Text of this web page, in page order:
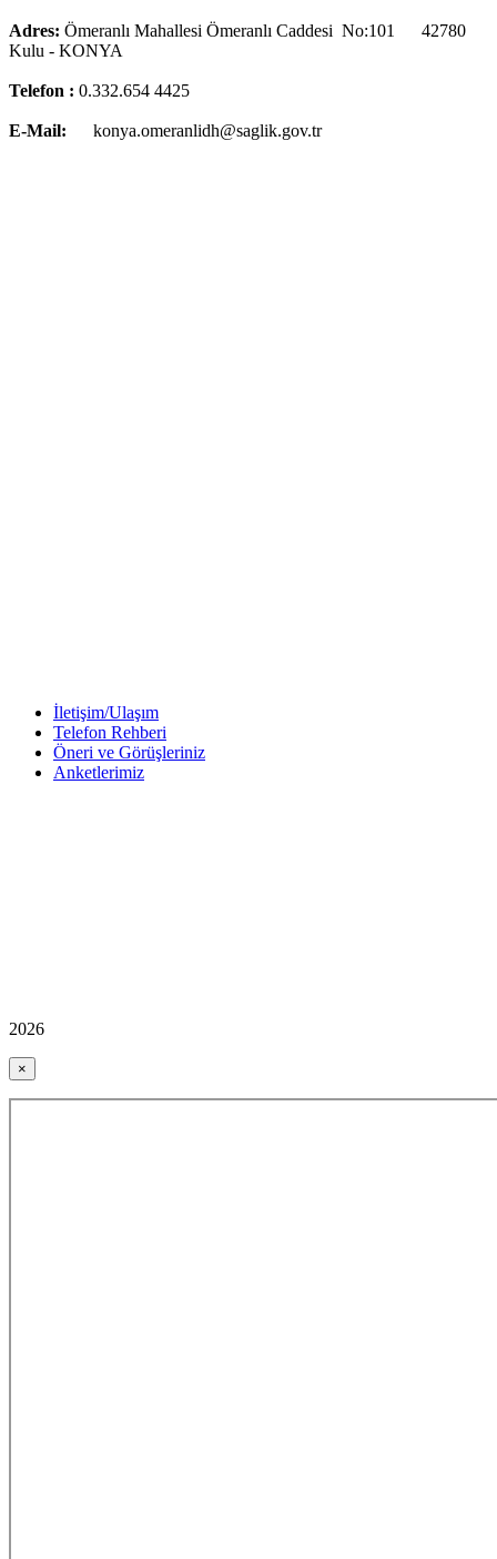
Adres: Ömeranlı Mahallesi Ömeranlı Caddesi No:101 42780
Kulu - KONYA
Telefon : 0.332.654 4425
E-Mail: konya.omeranlidh@saglik.gov.tr
İletişim/Ulaşım
Telefon Rehberi
Öneri ve Görüşleriniz
Anketlerimiz
2026
×